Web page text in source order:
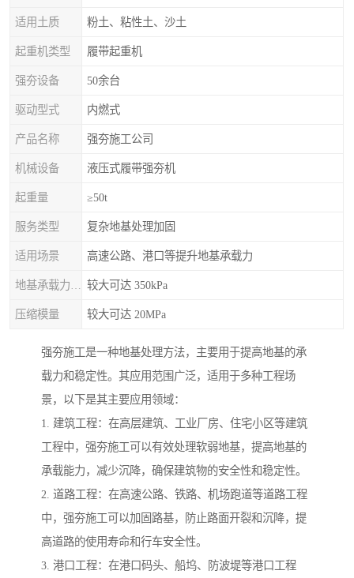
适用土质 粉土、粘性土、沙土
起重机类型 履带起重机
强夯设备 50余台
驱动型式 内燃式
产品名称 强夯施工公司
机械设备 液压式履带强夯机
起重量 ≥50t
服务类型 复杂地基处理加固
适用场景 高速公路、港口等提升地基承载力
较大可达 350kPa
压缩模量 较大可达 20MPa
强夯施工是一种地基处理方法，主要用于提高地基的承
载力和稳定性。其应用范围广泛，适用于多种工程场
景，以下是其主要应用领域：
1. 建筑工程：在高层建筑、工业厂房、住宅小区等建筑
工程中，强夯施工可以有效处理软弱地基，提高地基的
承载能力，减少沉降，确保建筑物的安全性和稳定性。
2. 道路工程：在高速公路、铁路、机场跑道等道路工程
中，强夯施工可以加固路基，防止路面开裂和沉降，提
高道路的使用寿命和行车安全性。
3. 港口工程：在港口码头、船坞、防波堤等港口工程